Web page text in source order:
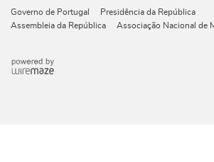
Governo de Portugal
Presidência da República
Assembleia da República
Associação Nacional de